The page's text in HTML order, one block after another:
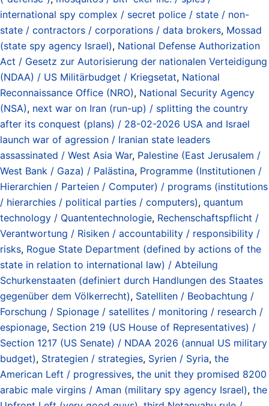
international spy complex / secret police / state / non-
state / contractors / corporations / data brokers, Mossad
(state spy agency Israel), National Defense Authorization
Act / Gesetz zur Autorisierung der nationalen Verteidigung
(NDAA) / US Militärbudget / Kriegsetat, National
Reconnaissance Office (NRO), National Security Agency
(NSA), next war on Iran (run-up) / splitting the country
after its conquest (plans) / 28-02-2026 USA and Israel
launch war of agression / Iranian state leaders
assassinated / West Asia War, Palestine (East Jerusalem /
West Bank / Gaza) / Palästina, Programme (Institutionen /
Hierarchien / Parteien / Computer) / programs (institutions
/ hierarchies / political parties / computers), quantum
technology / Quantentechnologie, Rechenschaftspflicht /
Verantwortung / Risiken / accountability / responsibility /
risks, Rogue State Department (defined by actions of the
state in relation to international law) / Abteilung
Schurkenstaaten (definiert durch Handlungen des Staates
gegenüber dem Völkerrecht), Satelliten / Beobachtung /
Forschung / Spionage / satellites / monitoring / research /
espionage, Section 219 (US House of Representatives) /
Section 1217 (US Senate) / NDAA 2026 (annual US military
budget), Strategien / strategies, Syrien / Syria, the
American Left / progressives, the unit they promised 8200
arabic male virgins / Aman (military spy agency Israel), the